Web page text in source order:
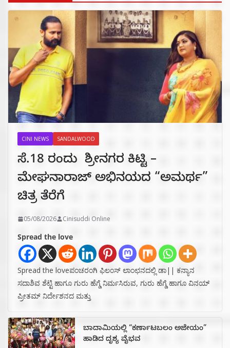
CINI NEWS SANDALWOOD
ಸೆ.18 ರಂದು ಶ್ರೀನಗರ ಕಿಟ್ಟಿ –
ಮೇಘನಾರಾಜ್ ಅಭಿನಯದ “ಅಮರ್ಥ”
ಚಿತ್ರ ತೆರೆಗೆ
05/08/2026 Cinisuddi Online
Spread the love
Spread the loveಪಂಚರಂಗಿ ಫಿಲಂಸ್ ಲಾಂಛನದಲ್ಲಿ ಡಾ|| ಕನ್ಯಾನ
ಸದಾಶಿವ ಶೆಟ್ಟಿ ಹಾಗೂ ಗುರು ಹೆಗ್ಡೆ ನಿರ್ಮಸಿರುವ, ಗುರು ಹೆಗ್ಡೆ ಹಾಗೂ ವಿನಯ್
ಪ್ರೀತಮ್ ನಿರ್ದೇಶನದ ಮತ್ತು
ಬಾದಾಮಿಯಲ್ಲಿ “ಕರ್ಣಾಟಬಲಂ ಅಜೇಯಂ”
ಹಾಡಿದ ದೃಶ್ಯ ವೈಭವ